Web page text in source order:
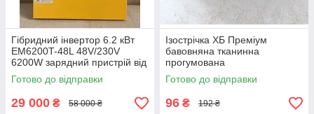
Гібридний інвертор 6.2 кВт
EM6200T-48L 48V/230V
6200W зарядний пристрій від
мережі MPPT контролер для
сонячних панелей
Готово до відправки
29 000 ₴ 58 000 ₴
Ізострічка ХБ Преміум
бавовняна тканинна
прогумована
Електроізоляційна стрічка
одностороння 18мм
шириною звичайної липкості
ОЗОМ
Готово до відправки
96 ₴ 192 ₴